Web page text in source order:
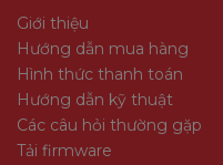
Giới thiệu
Hướng dẫn mua hàng
Hình thức thanh toán
Hướng dẫn kỹ thuật
Các câu hỏi thường gặp
Tải firmware